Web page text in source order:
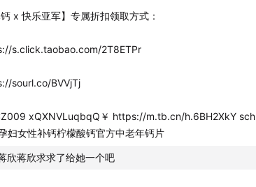
钙 x 快乐亚军】专属折扣领取方式：
s.click.taobao.com/2T8ETPr
sourl.co/BVVjTj
xQXNVLuqbqQ￥ https://m.tb.cn/h.6BH2XkY schiff旭福液
妇女性补钙柠檬酸钙官方中老年钙片
欣蒋欣求求了给她一个吧